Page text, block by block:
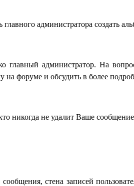
администратора создать
главный администратор. На
на форуме и обсудить в более
никогда не удалит Ваше
стена записей